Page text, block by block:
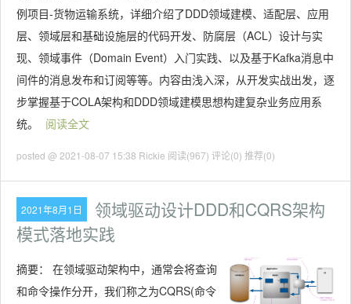
例项目-货物运输系统，详细介绍了DDD领域建模、适配层、应用
层、领域层和基础设施层的代码开发、防腐层（ACL）设计与实
现、领域事件（Domain Event）入门实践、以及基于Kafka消息中
间件的消息发布和订阅等等。内容由浅入深，从开发实战出发，逐
步掌握基于COLA架构和DDD领域建模思想构建复杂业务应用系
统。
阅读全文
posted @ 2021-08-07 15:38 Rickie 阅读(967) 评论(0) 推荐(0)
2021年8月1日
领域驱动设计DDD和CQRS架构
模式落地实践
摘要： 在领域驱动架构中，通常会将查询
和命令操作分开，我们称之为CQRS(命令